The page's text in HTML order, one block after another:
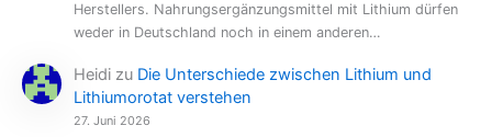
Herstellers. Nahrungsergänzungsmittel mit Lithium dürfen
weder in Deutschland noch in einem anderen…
Heidi zu Die Unterschiede zwischen Lithium und
Lithiumorotat verstehen
27. Juni 2026